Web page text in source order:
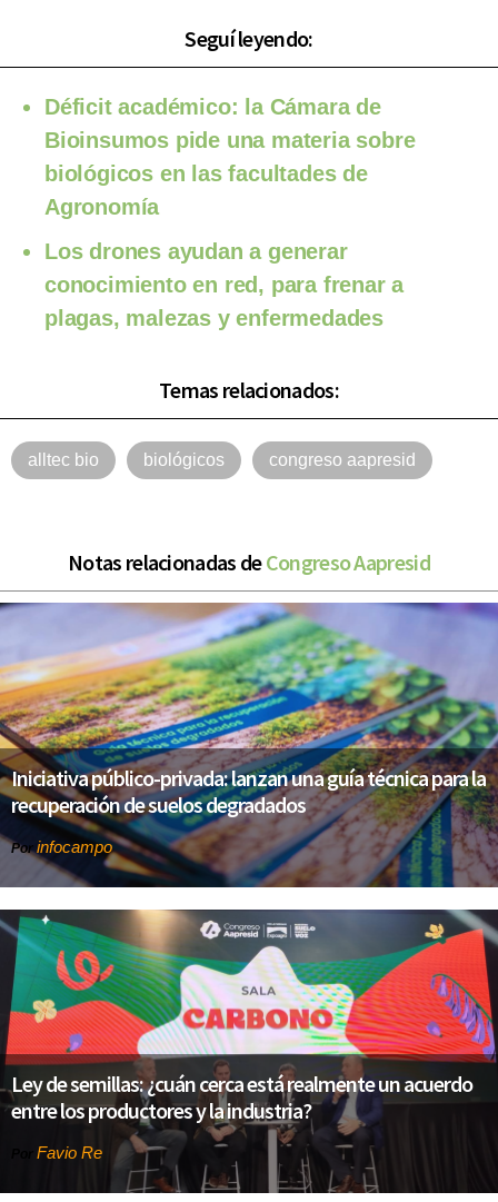
Seguí leyendo:
Déficit académico: la Cámara de
Bioinsumos pide una materia sobre
biológicos en las facultades de
Agronomía
Los drones ayudan a generar
conocimiento en red, para frenar a
plagas, malezas y enfermedades
Temas relacionados:
alltec bio biológicos congreso aapresid
Notas relacionadas deCongreso Aapresid
Iniciativa público-privada: lanzan una guía técnica para la
recuperación de suelos degradados
Porinfocampo
Ley de semillas: ¿cuán cerca está realmente un acuerdo
entre los productores y la industria?
Favio Re